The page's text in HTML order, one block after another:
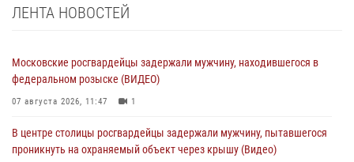
ЛЕНТА НОВОСТЕЙ
Московские росгвардейцы задержали мужчину, находившегося в
федеральном розыске (ВИДЕО)
07 августа 2026, 11:47 1
В центре столицы росгвардейцы задержали мужчину, пытавшегося
проникнуть на охраняемый объект через крышу (Видео)